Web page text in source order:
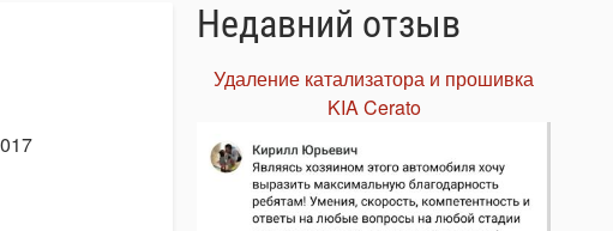
Недавний отзыв
Удаление катализатора и прошивка
KIA Cerato